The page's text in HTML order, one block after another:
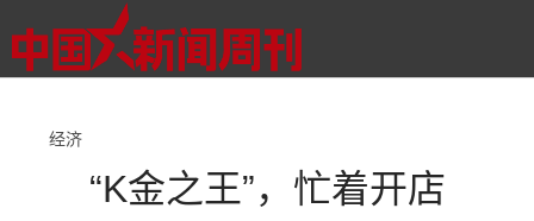
经济
“K金之王”，忙着开店